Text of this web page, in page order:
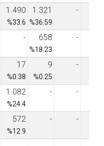
1.490
%33.6
1.321
%36.59
-
- 658
%18.23
-
17
%0.38
9
%0.25
-
1.082
%24.4
- -
572
%12.9
- -